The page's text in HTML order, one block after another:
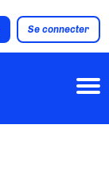
Se connecter